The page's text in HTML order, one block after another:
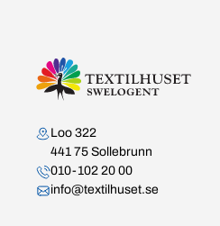
Kontakta oss
Loo 322
441 75 Sollebrunn
010-102 20 00
info@textilhuset.se